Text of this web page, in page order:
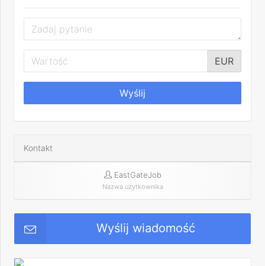
EUR
Wyślij
Kontakt
EastGateJob
Nazwa użytkownika
Wyślij wiadomość